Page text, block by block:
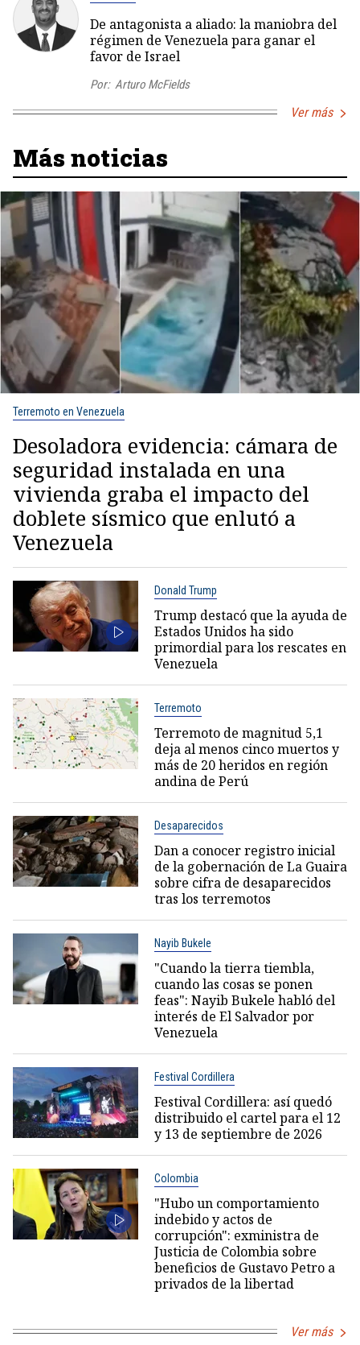
De antagonista a aliado: la maniobra del
régimen de Venezuela para ganar el
favor de Israel
Por: Arturo McFields
Ver más
Más noticias
Terremoto en Venezuela
Desoladora evidencia: cámara de
seguridad instalada en una
vivienda graba el impacto del
doblete sísmico que enlutó a
Venezuela
Donald Trump
Trump destacó que la ayuda de
Estados Unidos ha sido
primordial para los rescates en
Venezuela
Terremoto
Terremoto de magnitud 5,1
deja al menos cinco muertos y
más de 20 heridos en región
andina de Perú
Desaparecidos
Dan a conocer registro inicial
de la gobernación de La Guaira
sobre cifra de desaparecidos
tras los terremotos
Nayib Bukele
"Cuando la tierra tiembla,
cuando las cosas se ponen
feas": Nayib Bukele habló del
interés de El Salvador por
Venezuela
Festival Cordillera
Festival Cordillera: así quedó
distribuido el cartel para el 12
y 13 de septiembre de 2026
Colombia
"Hubo un comportamiento
indebido y actos de
corrupción": exministra de
Justicia de Colombia sobre
beneficios de Gustavo Petro a
privados de la libertad
Ver más